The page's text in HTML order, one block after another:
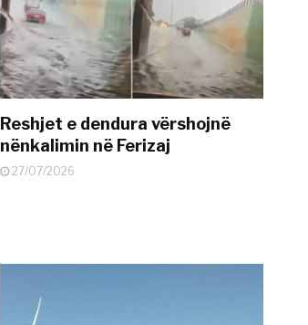
Reshjet e dendura vërshojnë
nënkalimin në Ferizaj
27/07/2026